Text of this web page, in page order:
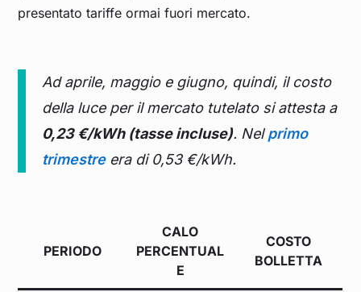
presentato tariffe ormai fuori mercato.
Ad aprile, maggio e giugno, quindi, il costo
della luce per il mercato tutelato si attesta a
0,23 €/kWh (tasse incluse). Nelprimo
trimestreera di 0,53 €/kWh.
PERIODO
CALO
PERCENTUAL
E
COSTO
BOLLETTA